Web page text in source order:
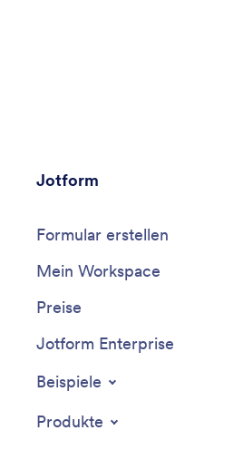
Jotform
Formular erstellen
Mein Workspace
Preise
Jotform Enterprise
Beispiele
Produkte